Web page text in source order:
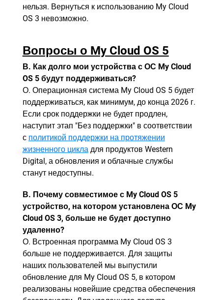
нельзя. Вернуться к использованию My Cloud
OS 3 невозможно.
Вопросы о My Cloud OS 5
В. Как долго мои устройства с ОС My Cloud
OS 5 будут поддерживаться?
О. Операционная система My Cloud OS 5 будет
поддерживаться, как минимум, до конца 2026 г.
Если срок поддержки не будет продлен,
наступит этап "Без поддержки" в соответствии
с политикой поддержки на протяжении
жизненного цикладля продуктов Western
Digital, а обновления и облачные службы
станут недоступны.
В. Почему совместимое с My Cloud OS 5
устройство, на котором установлена ОС My
Cloud OS 3, больше не будет доступно
удаленно?
О. Встроенная программа My Cloud OS 3
больше не поддерживается. Для защиты
наших пользователей мы выпустили
обновление для My Cloud OS 5, в котором
реализованы новейшие средства обеспечения